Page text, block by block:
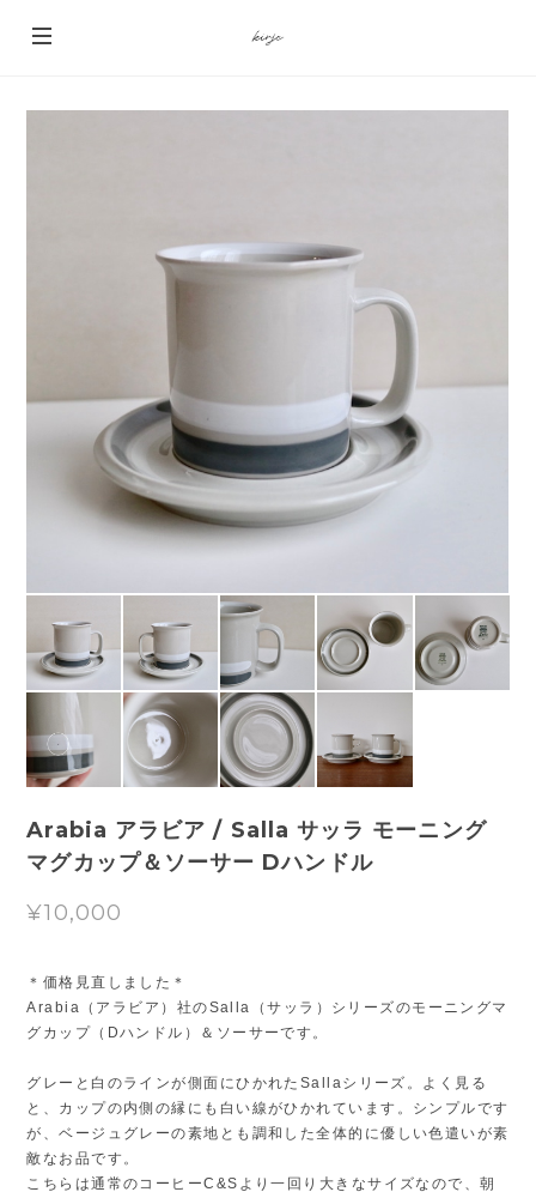
Arabia アラビア / Salla サッラ モーニング
マグカップ＆ソーサー Dハンドル
¥10,000
＊価格見直しました＊
Arabia（アラビア）社のSalla（サッラ）シリーズのモーニングマ
グカップ（Dハンドル）＆ソーサーです。
グレーと白のラインが側面にひかれたSallaシリーズ。よく見る
と、カップの内側の縁にも白い線がひかれています。シンプルです
が、ベージュグレーの素地とも調和した全体的に優しい色遣いが素
敵なお品です。
こちらは通常のコーヒーC&Sより一回り大きなサイズなので、朝